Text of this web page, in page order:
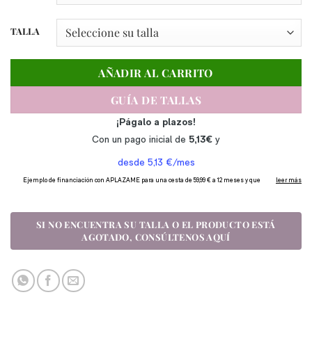
TALLA
AÑADIR AL CARRITO
GUÍA DE TALLAS